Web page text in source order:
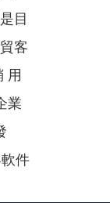
目
客
用
業
件